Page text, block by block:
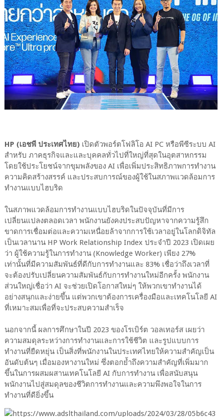
HP (เอชพี ประเทศไทย)เปิดตัวพอร์ตโฟลิโอ AI PC หรือพีซีระบบ AI
สำหรับ ภาคธุรกิจและและบุคคลทั่วไปที่ใหญ่ที่สุดในอุตสาหกรรม
โดยใช้ประโยชน์จากขุมพลังของ AI เพื่อเพิ่มประสิทธิภาพการทำงาน
ความคิดสร้างสรรค์ และประสบการณ์ของผู้ใช้ในสภาพแวดล้อมการ
ทำงานแบบไฮบริด
ในสภาพแวดล้อมการทำงานแบบไฮบริดในปัจจุบันที่มีการ
เปลี่ยนแปลงตลอดเวลา พนักงานยังคงประสบปัญหาจากความรู้สึก
ขาดการเชื่อมต่อและความเหนื่อยล้าจากการใช้เวลาอยู่ในโลกดิจิทัล
เป็นเวลานาน HP Work Relationship Index ประจำปี 2023 เปิดเผย
ว่า ผู้ใช้ความรู้ในการทำงาน (Knowledge Worker) เพียง 27%
เท่านั้นที่มีความสัมพันธ์ที่ดีกับการทำงานและ 83% เชื่อว่าถึงเวลาที่
จะต้องปรับเปลี่ยนความสัมพันธ์กับการทำงานใหม่อีกครั้ง พนักงาน
ส่วนใหญ่เชื่อว่า AI จะช่วยเปิดโอกาสใหม่ๆ ให้พวกเขาทำงานได้
อย่างสนุกและง่ายขึ้น แต่พวกเขาต้องการเครื่องมือและเทคโนโลยี AI
ที่เหมาะสมเพื่อที่จะประสบความสำเร็จ
นอกจากนี้ ผลการศึกษาในปี 2023 ของโรเบิร์ต วอลเทอร์ส เผยว่า
ความสมดุลระหว่างการทำงานและการใช้ชีวิต และรูปแบบการ
ทำงานที่ยืดหยุ่น เป็นสิ่งที่พนักงานในประเทศไทยให้ความสำคัญเป็น
อันดับต้นๆ เมื่อมองหางานใหม่ ซึ่งตอกย้ำถึงความสำคัญที่เพิ่มมาก
ขึ้นในการผสมผสานเทคโนโลยี AI กับการทำงาน เพื่อสนับสนุน
พนักงานไปสู่สมดุลของชีวิตการทำงานและความพึงพอใจในการ
ทำงานที่ดียิ่งขึ้น